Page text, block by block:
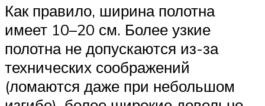
Как правило, ширина полотна
имеет 10–20 см. Более узкие
полотна не допускаются из-за
технических соображений
(ломаются даже при небольшом